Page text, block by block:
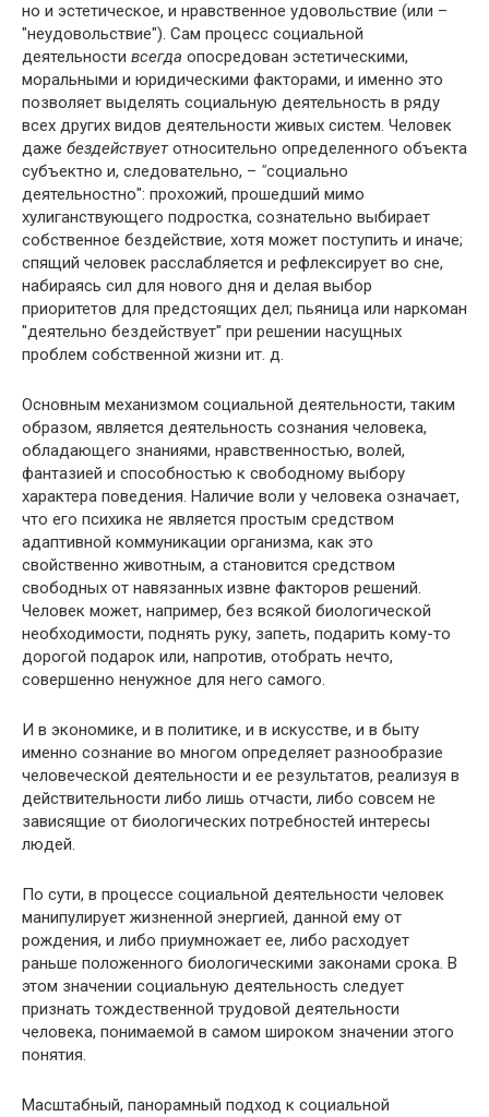
но и эстетическое, и нравственное удовольствие (или –
"неудовольствие"). Сам процесс социальной
деятельности всегда опосредован эстетическими,
моральными и юридическими факторами, и именно это
позволяет выделять социальную деятельность в ряду
всех других видов деятельности живых систем. Человек
даже бездействуетотносительно определенного объекта
субъектно и, следовательно, – "социально
деятельностно": прохожий, прошедший мимо
хулиганствующего подростка, сознательно выбирает
собственное бездействие, хотя может поступить и иначе;
спящий человек расслабляется и рефлексирует во сне,
набираясь сил для нового дня и делая выбор
приоритетов для предстоящих дел; пьяница или наркоман
"деятельно бездействует" при решении насущных
проблем собственной жизни ит. д.
Основным механизмом социальной деятельности, таким
образом, является деятельность сознания человека,
обладающего знаниями, нравственностью, волей,
фантазией и способностью к свободному выбору
характера поведения. Наличие воли у человека означает,
что его психика не является простым средством
адаптивной коммуникации организма, как это
свойственно животным, а становится средством
свободных от навязанных извне факторов решений.
Человек может, например, без всякой биологической
необходимости, поднять руку, запеть, подарить кому-то
дорогой подарок или, напротив, отобрать нечто,
совершенно ненужное для него самого.
И в экономике, и в политике, и в искусстве, и в быту
именно сознание во многом определяет разнообразие
человеческой деятельности и ее результатов, реализуя в
действительности либо лишь отчасти, либо совсем не
зависящие от биологических потребностей интересы
людей.
По сути, в процессе социальной деятельности человек
манипулирует жизненной энергией, данной ему от
рождения, и либо приумножает ее, либо расходует
раньше положенного биологическими законами срока. В
этом значении социальную деятельность следует
признать тождественной трудовой деятельности
человека, понимаемой в самом широком значении этого
понятия.
Масштабный, панорамный подход к социальной